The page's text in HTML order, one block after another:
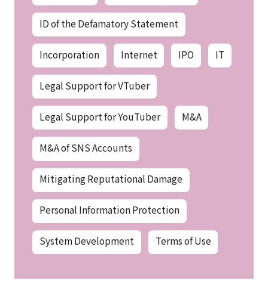
ID of the Defamatory Statement
Incorporation Internet IPO IT
Legal Support for VTuber
Legal Support for YouTuber M&A
M&A of SNS Accounts
Mitigating Reputational Damage
Personal Information Protection
System Development Terms of Use